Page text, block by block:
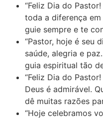
“Feliz Dia do
toda a diferença em
guie sempre e te
“Pastor, hoje é seu
saúde, alegria e
guia espiritual tão
“Feliz Dia do
Deus é admirável.
dê muitas razões
“Hoje celebramos